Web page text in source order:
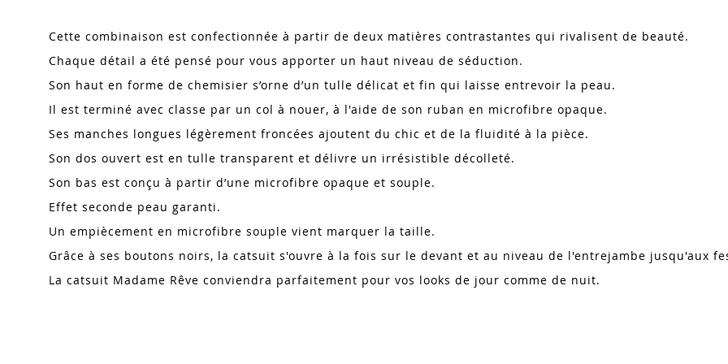
Cette combinaison est confectionnée à partir de deux matières contrastantes qui rivalisent de beauté.
Chaque détail a été pensé pour vous apporter un haut niveau de séduction.
Son haut en forme de chemisier s’orne d’un tulle délicat et fin qui laisse entrevoir la peau.
Il est terminé avec classe par un col à nouer, à l'aide de son ruban en microfibre opaque.
Ses manches longues légèrement froncées ajoutent du chic et de la fluidité à la pièce.
Son dos ouvert est en tulle transparent et délivre un irrésistible décolleté.
Son bas est conçu à partir d’une microfibre opaque et souple.
Effet seconde peau garanti.
Un empiècement en microfibre souple vient marquer la taille.
Grâce à ses boutons noirs, la catsuit s'ouvre à la fois sur le devant et au niveau de l'entrejambe jusqu'aux
La catsuit Madame Rêve conviendra parfaitement pour vos looks de jour comme de nuit.